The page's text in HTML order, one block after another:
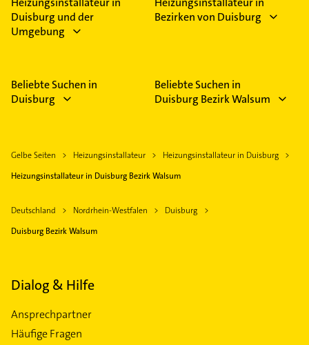
Duisburg und der
Umgebung
Bezirken von Duisburg
Beliebte Suchen in
Duisburg
Beliebte Suchen in
Duisburg Bezirk Walsum
Gelbe Seiten Heizungsinstallateur
Heizungsinstallateur in Duisburg
Heizungsinstallateur in Duisburg Bezirk Walsum
Deutschland Nordrhein-Westfalen
Duisburg
Duisburg Bezirk Walsum
Dialog & Hilfe
Ansprechpartner
Häufige Fragen